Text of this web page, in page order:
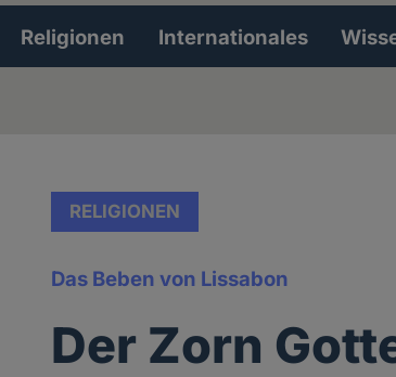
Volltextsuche
Religionen Internationales
RELIGIONEN
Das Beben von Lissabon
Der Zorn